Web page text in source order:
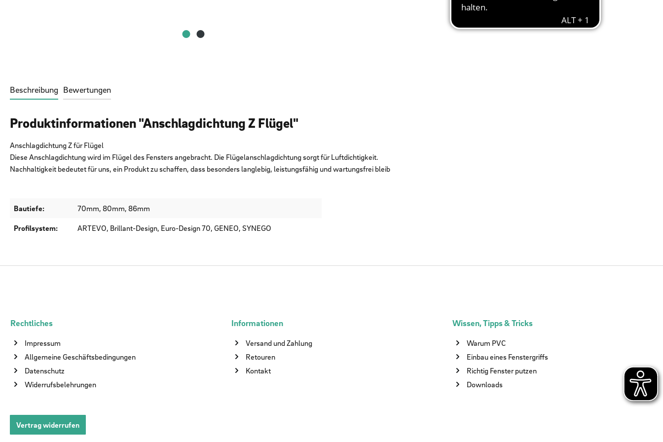
Beschreibung Bewertungen
Produktinformationen "Anschlagdichtung Z Flügel"
Anschlagdichtung Z für Flügel
Diese Anschlagdichtung wird im Flügel des Fensters angebracht. Die Flügelanschlagdichtung sorgt für Luftdichtigkeit.
Nachhaltigkeit bedeutet für uns, ein Produkt zu schaffen, dass besonders langlebig, leistungsfähig und wartungsfrei bleib
Bautiefe:
70mm, 80mm, 86mm
Profilsystem:
ARTEVO, Brillant-Design, Euro-Design 70, GENEO, SYNEGO
Rechtliches
Impressum
Allgemeine Geschäftsbedingungen
Datenschutz
Widerrufsbelehrungen
Vertrag widerrufen
Informationen
Versand und Zahlung
Retouren
Kontakt
Wissen, Tipps & Tricks
Warum PVC
Einbau eines Fenstergriffs
Richtig Fenster putzen
Downloads